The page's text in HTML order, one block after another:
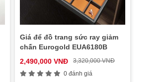
Giá để đồ trang sức ray giảm
chấn Eurogold EUA6180B
2,490,000 VNĐ
3,320,000 VNĐ
0 đánh giá